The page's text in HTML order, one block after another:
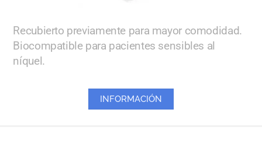
Recubierto previamente para mayor comodidad.
Biocompatible para pacientes sensibles al
níquel.
INFORMACIÓN